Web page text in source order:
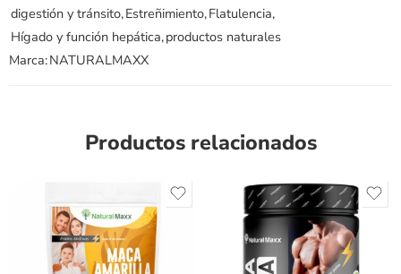
digestión y tránsito,Estreñimiento,Flatulencia,
Hígado y función hepática,productos naturales
Marca:NATURALMAXX
Productos relacionados